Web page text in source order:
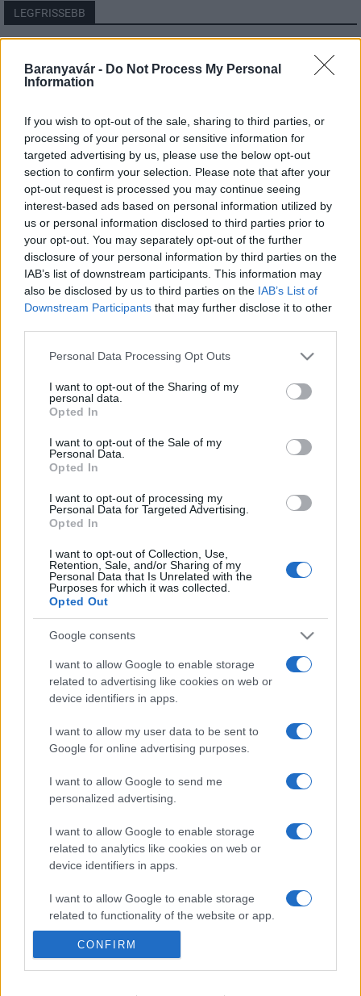
Baranyavár - Do Not Process My Personal
Information
If you wish to opt-out of the sale, sharing to third parties, or
processing of your personal or sensitive information for
targeted advertising by us, please use the below opt-out
section to confirm your selection. Please note that after your
opt-out request is processed you may continue seeing
interest-based ads based on personal information utilized by
us or personal information disclosed to third parties prior to
your opt-out. You may separately opt-out of the further
disclosure of your personal information by third parties on the
IAB’s list of downstream participants. This information may
also be disclosed by us to third parties on the IAB’s List of
Downstream Participants that may further disclose it to other
Please note that this website/app uses one or more Google
not limited to your visit or usage behaviour. You may click to
grant or deny consent to Google and its third-party tags to
use your data for below specified purposes in below Google
consent section.
Personal Data Processing Opt Outs
I want to opt-out of the Sharing of my
personal data.
Opted In
I want to opt-out of the Sale of my
Personal Data.
Opted In
I want to opt-out of processing my
Personal Data for Targeted Advertising.
Opted In
I want to opt-out of Collection, Use,
Retention, Sale, and/or Sharing of my
Personal Data that Is Unrelated with the
Purposes for which it was collected.
Opted Out
Google consents
I want to allow Google to enable storage
related to advertising like cookies on web or
device identifiers in apps.
I want to allow my user data to be sent to
Google for online advertising purposes.
I want to allow Google to send me
personalized advertising.
I want to allow Google to enable storage
related to analytics like cookies on web or
device identifiers in apps.
I want to allow Google to enable storage
related to functionality of the website or app.
I want to allow Google to enable storage
CONFIRM
LEGFRISSEBB
Szakirányú továbbképzésekkel segíti
Országos hírek
A lakosságra is fontos szerep hárul a
szúnyoginvázió elkerülésében
Országos hírek
Itt az ÉVOSZ megoldása a hőhullámok és
az energiakrízis kezelésére
HÍRDETÉS
LEGOLVASOTTABB
Az év eddigi legmelegebb napja volt a
vasárnapi
A lakosságra is fontos szerep hárul a
szúnyoginvázió elkerülésében
Túlfogyasztás napja - július 30-ra
felhasználta az emberiség a Föld egész
évre elegendő erőforrásait
KIEMELT
Szakirányú továbbképzésekkel segíti
idén is a társadalmi kihívások
leküzdését a Gál Ferenc Egyetem